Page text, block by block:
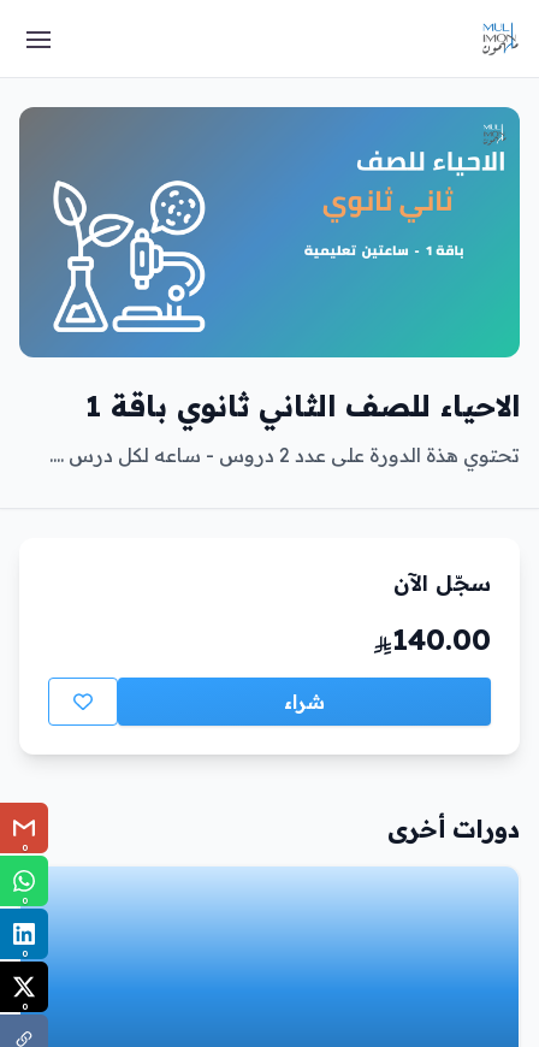
الاحياء للصف الثاني ثانوي باقة 1
تحتوي هذة الدورة على عدد 2 دروس - ساعه لكل درس ....
سجّل الآن
140.00
شراء
دورات أخرى
0
0
0
0